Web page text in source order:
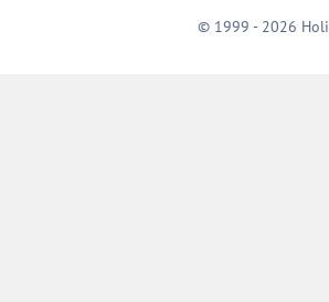
© 1999 - 2026